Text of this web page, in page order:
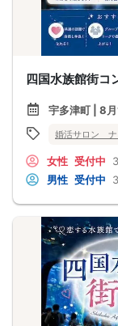
四国水族館街コ
宇多津町 | 8
婚活サロン ナ
女性 受付中
男性 受付中